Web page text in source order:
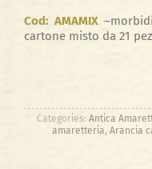
Cod: AMAMIX–
cartone misto da 21
Categories: Antica
amaretteria, Arancia